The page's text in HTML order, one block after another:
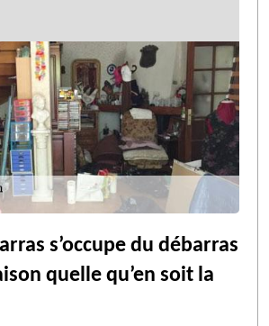
s’occupe du débarras
quelle qu’en soit la